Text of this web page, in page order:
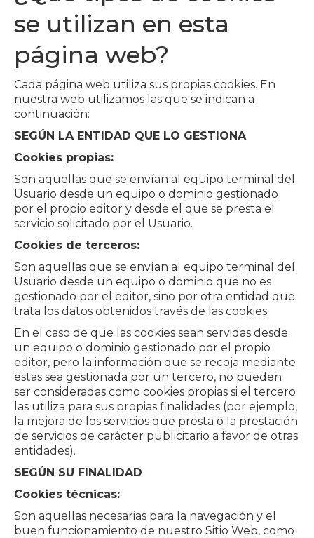
se utilizan en esta
página web?
Cada página web utiliza sus propias cookies. En
nuestra web utilizamos las que se indican a
continuación:
SEGÚN LA ENTIDAD QUE LO GESTIONA
Cookies propias:
Son aquellas que se envían al equipo terminal del
Usuario desde un equipo o dominio gestionado
por el propio editor y desde el que se presta el
servicio solicitado por el Usuario.
Cookies de terceros:
Son aquellas que se envían al equipo terminal del
Usuario desde un equipo o dominio que no es
gestionado por el editor, sino por otra entidad que
trata los datos obtenidos través de las cookies.
En el caso de que las cookies sean servidas desde
un equipo o dominio gestionado por el propio
editor, pero la información que se recoja mediante
estas sea gestionada por un tercero, no pueden
ser consideradas como cookies propias si el tercero
las utiliza para sus propias finalidades (por ejemplo,
la mejora de los servicios que presta o la prestación
de servicios de carácter publicitario a favor de otras
entidades).
SEGÚN SU FINALIDAD
Cookies técnicas:
Son aquellas necesarias para la navegación y el
buen funcionamiento de nuestro Sitio Web, como